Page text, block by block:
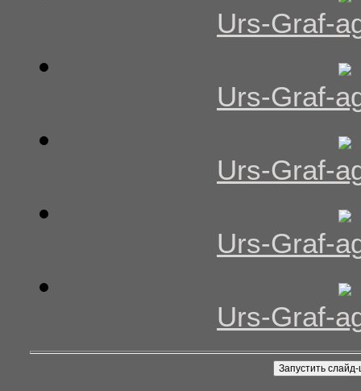
Urs-Graf-
Urs-Graf-
Urs-Graf-
Urs-Graf-
Urs-Graf-